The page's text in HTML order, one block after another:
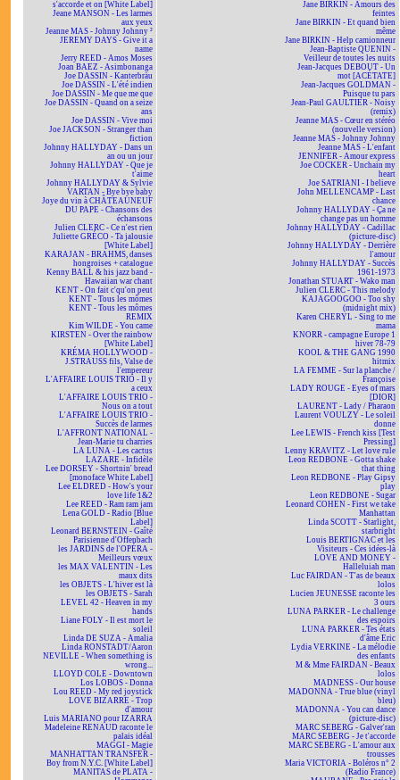
s'accorde et on [White Label]
Jeane MANSON - Les larmes
aux yeux
Jeanne MAS - Johnny Johnny ²
JEREMY DAYS - Give it a
name
Jerry REED - Amos Moses
Joan BAEZ - Asimbonanga
Joe DASSIN - Kanterbräu
Joe DASSIN - L'été indien
Joe DASSIN - Me que me que
Joe DASSIN - Quand on a seize
ans
Joe DASSIN - Vive moi
Joe JACKSON - Stranger than
fiction
Johnny HALLYDAY - Dans un
an ou un jour
Johnny HALLYDAY - Que je
t'aime
Johnny HALLYDAY & Sylvie
VARTAN - Bye bye baby
Joye du vin à CHÂTEAUNEUF
DU PAPE - Chansons des
échansons
Julien CLERC - Ce n'est rien
Juliette GRÉCO - Ta jalousie
[White Label]
KARAJAN - BRAHMS, danses
hongroises + catalogue
Kenny BALL & his jazz band -
Hawaiian war chant
KENT - On fait c'qu'on peut
KENT - Tous les mômes
KENT - Tous les mômes
REMIX
Kim WILDE - You came
KIRSTEN - Over the rainbow
[White Label]
KRÉMA HOLLYWOOD -
J.STRAUSS fils, Valse de
l'empereur
L'AFFAIRE LOUIS TRIO - Il y
a ceux
L'AFFAIRE LOUIS TRIO -
Nous on a tout
L'AFFAIRE LOUIS TRIO -
Succès de larmes
L'AFFRONT NATIONAL -
Jean-Marie tu charries
LA LUNA - Les cactus
LAZARE - Infidèle
Lee DORSEY - Shortnin' bread
[monoface White Label]
Lee ELDRED - How's your
love life 1&2
Lee REED - Ram ram jam
Lena GOLD - Radio [Blue
Label]
Leonard BERNSTEIN - Gaîté
Parisienne d'Offenbach
les JARDINS de l'OPÉRA -
Meilleurs vœux
les MAX VALENTIN - Les
maux dits
les OBJETS - L'hiver est là
les OBJETS - Sarah
LEVEL 42 - Heaven in my
hands
Liane FOLY - Il est mort le
soleil
Linda DE SUZA - Amalia
Linda RONSTADT/Aaron
NEVILLE - When something is
wrong...
LLOYD COLE - Downtown
Los LOBOS - Donna
Lou REED - My red joystick
LOVE BIZARRE - Trop
d'amour
Luis MARIANO pour IZARRA
Madeleine RENAUD raconte le
palais idéal
MAGGI - Magie
MANHATTAN TRANSFER -
Boy from N.Y.C. [White Label]
MANITAS de PLATA -
Jane BIRKIN - Amours des
feintes
Jane BIRKIN - Et quand bien
même
Jane BIRKIN - Help camionneur
Jean-Baptiste QUENIN -
Veilleur de toutes les nuits
Jean-Jacques DEBOUT - Un
mot [ACÉTATE]
Jean-Jacques GOLDMAN -
Puisque tu pars
Jean-Paul GAULTIER - Noisy
(remix)
Jeanne MAS - Cœur en stéréo
(nouvelle version)
Jeanne MAS - Johnny Johnny
Jeanne MAS - L'enfant
JENNIFER - Amour express
Joe COCKER - Unchain my
heart
Joe SATRIANI - I believe
John MELLENCAMP - Last
chance
Johnny HALLYDAY - Ça ne
change pas un homme
Johnny HALLYDAY - Cadillac
(picture-disc)
Johnny HALLYDAY - Derrière
l'amour
Johnny HALLYDAY - Succès
1961-1973
Jonathan STUART - Wako man
Julien CLERC - This melody
KAJAGOOGOO - Too shy
(midnight mix)
Karen CHERYL - Sing to me
mama
KNORR - campagne Europe 1
hiver 78-79
KOOL & THE GANG 1990
hitmix
LA FEMME - Sur la planche /
Françoise
LADY ROUGE - Eyes of mars
[DIOR]
LAURENT - Lady / Pharaon
Laurent VOULZY - Le soleil
donne
Lee LEWIS - French kiss [Test
Pressing]
Lenny KRAVITZ - Let love rule
Leon REDBONE - Gotta shake
that thing
Leon REDBONE - Play Gipsy
play
Leon REDBONE - Sugar
Leonard COHEN - First we take
Manhattan
Linda SCOTT - Starlight,
starbright
Louis BERTIGNAC et les
Visiteurs - Ces idées-là
LOVE AND MONEY -
Halleluiah man
Luc FAIRDAN - T'as de beaux
lolos
Lucien JEUNESSE raconte les
3 ours
LUNA PARKER - Le challenge
des espoirs
LUNA PARKER - Tes états
d'âme Eric
Lydia VERKINE - La mélodie
des enfants
M & Mme FAIRDAN - Beaux
lolos
MADNESS - Our house
MADONNA - True blue (vinyl
bleu)
MADONNA - You can dance
(picture-disc)
MARC SEBERG - Galver'ran
MARC SEBERG - Je t'accorde
MARC SEBERG - L'amour aux
trousses
Maria VICTORIA - Boléros n° 2
(Radio France)